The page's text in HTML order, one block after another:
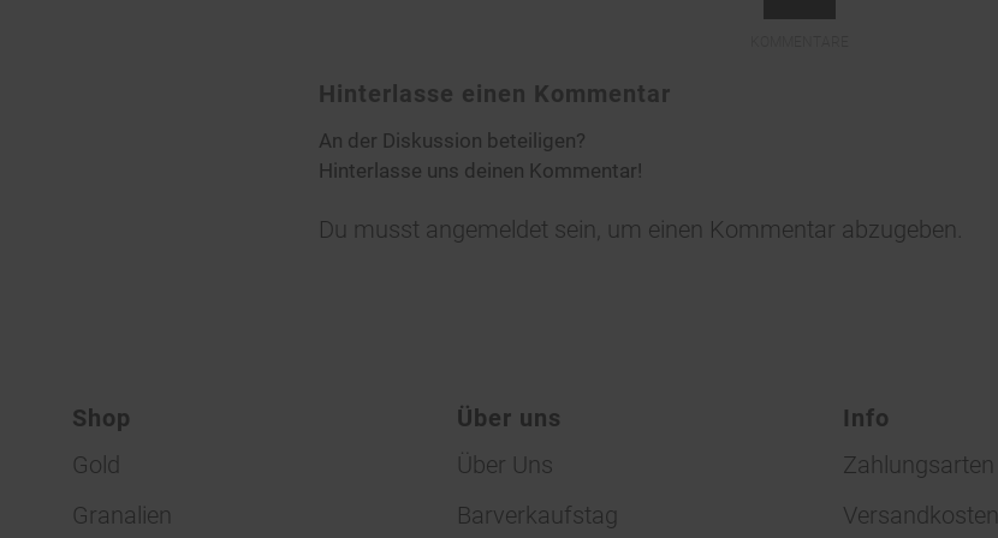
Hinterlasse einen Kommentar
An der Diskussion beteiligen?
Hinterlasse uns deinen Kommentar!
Du musst angemeldet sein, um einen Kommentar abzugeben.
Shop
Gold
Granalien
Über uns
Über Uns
Barverkaufstag
Info
Zahlungsarten
Versandkosten